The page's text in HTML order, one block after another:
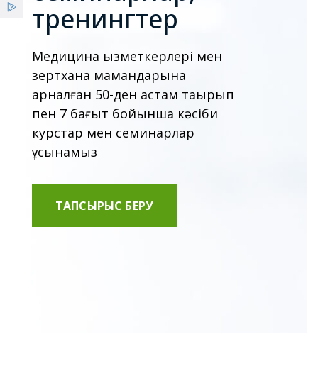
Қызметтер
Жеңілдіктер
Жаңалықтар
тренингтер
Медицина қызметкерлері мен
зертхана мамандарына
арналған 50-ден астам тақырып
пен 7 бағыт бойынша кәсіби
курстар мен семинарлар
ұсынамыз
ТАПСЫРЫС БЕРУ